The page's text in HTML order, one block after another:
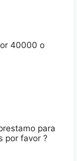
40000 o
para
por favor ?